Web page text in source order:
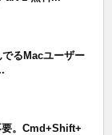
るMacユーザー
要。Cmd+Shift+